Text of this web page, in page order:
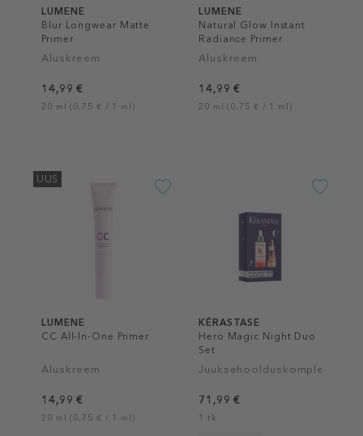
LUMENE
Blur Longwear Matte
Primer
Aluskreem
14,99 €
20 ml (0,75 € / 1 ml)
LUMENE
Natural Glow Instant
Radiance Primer
Aluskreem
14,99 €
20 ml (0,75 € / 1 ml)
UUS
LUMENE
CC All-In-One Primer
Aluskreem
14,99 €
20 ml (0,75 € / 1 ml)
KÉRASTASE
Hero Magic Night Duo
Set
Juuksehoolduskomplekt
71,99 €
1 tk